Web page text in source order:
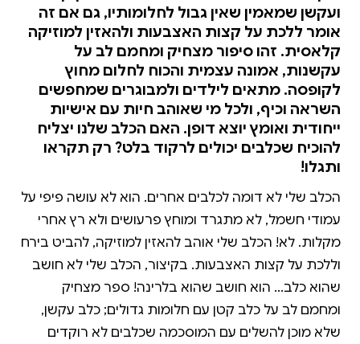
ועקשן שמאמין שאין גבול לחלומותיו, גם אם זה
אומר ללכת על קצות האצבעות ולהאזין למוזיקה
קלאסית. זהו סיפור מצחיק ומחמם לב על
עקשנות, אמונה עצמית והכוח לחלום מחוץ
לקופסה. מתאים לילדים ולמבוגרים שמחפשים
השראה וכיף, ולכל מי שאוהב חיות עם אישיות
ייחודית ואומץ יוצא דופן. האם הכלב שלנו יצליח
להוכיח שכלבים יכולים לרקוד בלט? רק תקראו
ותגלו!
הכלב שלי לא דומה לכלבים אחרים. הוא לא עושה פיפי על
עמודי חשמל, לא מתגרד ומוחץ פרעושים ולא רץ אחרי
מקלות. לא! הכלב שלי אוהב להאזין למוזיקה, להביט בירח
וללכת על קצות האצבעות. בקיצור, הכלב שלי לא חושב
שהוא כלב... הוא חושב שהוא בלרינה! ספר מצחיק
ומחמם לב על כלב קטן עם חלומות גדולים; כלב עקשן,
שלא מוכן להשלים עם המוסכמה שכלבים לא רוקדים